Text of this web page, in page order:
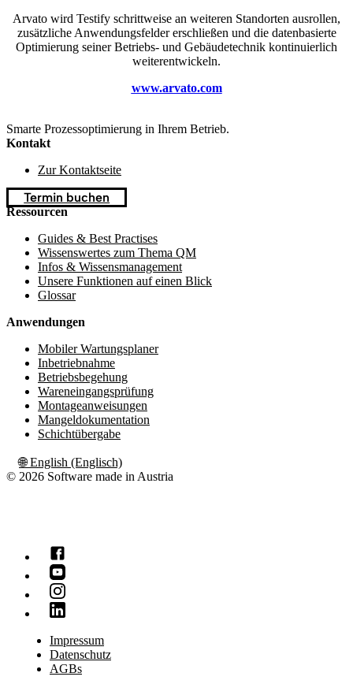
Arvato wird Testify schrittweise an weiteren Standorten ausrollen,
zusätzliche Anwendungsfelder erschließen und die datenbasierte
Optimierung seiner Betriebs- und Gebäudetechnik kontinuierlich
weiterentwickeln.
www.arvato.com
Smarte Prozessoptimierung in Ihrem Betrieb.
Kontakt
Zur Kontaktseite
Termin buchen
Ressourcen
Guides & Best Practises
Wissenswertes zum Thema QM
Infos & Wissensmanagement
Unsere Funktionen auf einen Blick
Glossar
Anwendungen
Mobiler Wartungsplaner
Inbetriebnahme
Betriebsbegehung
Wareneingangsprüfung
Montageanweisungen
Mangeldokumentation
Schichtübergabe
🌐 English (Englisch)
© 2026 Software made in Austria
Impressum
Datenschutz
AGBs